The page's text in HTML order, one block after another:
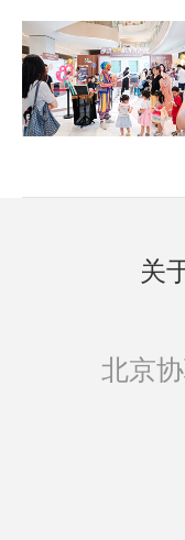
关
北京